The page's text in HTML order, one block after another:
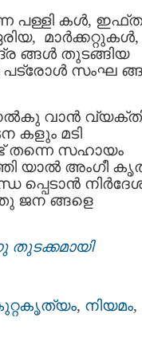
പള്ളി കള്‍,
മാര്‍ക്കറ്റുകള്‍,
ങ്ങള്‍ തുടങ്ങിയ
പട്രോള്‍ സംഘ
വാന്‍
കളും മടി
തന്നെ സഹായം
യാൽ അംഗീ
ജന ങ്ങളെ
തുടക്കമായി
, നിയമം,